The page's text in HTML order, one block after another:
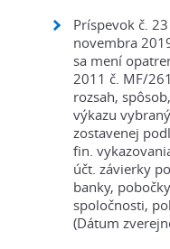
Príspevok č.
novembra
sa mení
2011 č. MF/
rozsah,
výkazu
zostavenej
fin.
účt. závierky
banky,
spoločnosti,
(Dátum